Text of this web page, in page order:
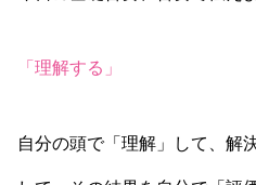
「理解する」
自分の頭で「理解」して、解